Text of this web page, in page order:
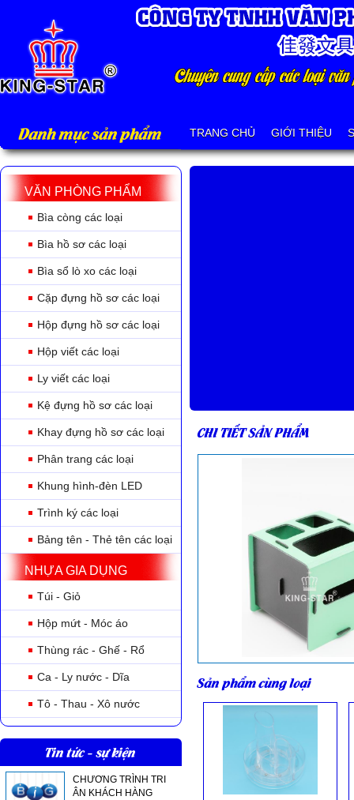
Danh mục sản phẩm TRANG CHỦ GIỚI THIỆU
VĂN PHÒNG PHẨM
Bìa còng các loại
Bìa hồ sơ các loại
Bìa sổ lò xo các loại
Cặp đựng hồ sơ các loại
Hộp đựng hồ sơ các loại
Hộp viết các loại
Ly viết các loại
Kệ đựng hồ sơ các loại
Khay đựng hồ sơ các loại
Phân trang các loại
Khung hình-đèn LED
Trình ký các loại
Bảng tên - Thẻ tên các loại
NHỰA GIA DỤNG
Túi - Giỏ
Hộp mứt - Móc áo
Thùng rác - Ghế - Rổ
Ca - Ly nước - Dĩa
Tô - Thau - Xô nước
Tin tức - sự kiện
CHƯƠNG TRÌNH TRI
ÂN KHÁCH HÀNG
CHI TIẾT SẢN PHẨM
Sản phẩm cùng loại